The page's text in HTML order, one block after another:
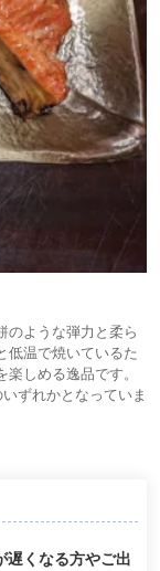
のような弾力と柔ら
低温で焼いているた
しめる逸品です。
ずれかとなっていま
遅くなる方やご出